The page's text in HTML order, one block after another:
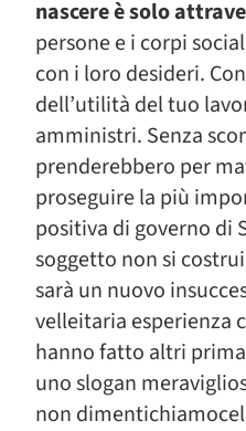
nascere è solo
persone e i corpi
con i loro desideri.
dell’utilità del tuo
amministri. Senza
prenderebbero per
proseguire la più
positiva di governo di
soggetto non si
sarà un nuovo
velleitaria esperienza
hanno fatto altri
uno slogan
non